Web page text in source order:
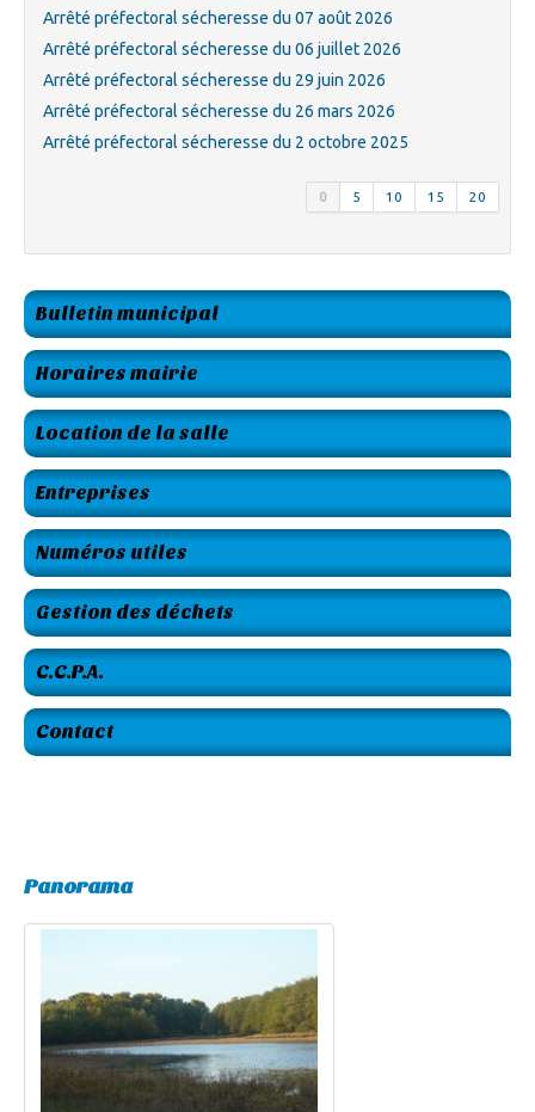
Arrêté préfectoral sécheresse du 07 août 2026
Arrêté préfectoral sécheresse du 06 juillet 2026
Arrêté préfectoral sécheresse du 29 juin 2026
Arrêté préfectoral sécheresse du 26 mars 2026
Arrêté préfectoral sécheresse du 2 octobre 2025
0 5 10 15 20
Bulletin municipal
Horaires mairie
Location de la salle
Entreprises
Numéros utiles
Gestion des déchets
C.C.P.A.
Contact
Panorama